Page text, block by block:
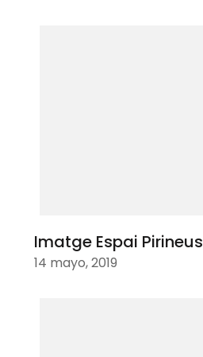
Imatge Espai Pirineus
14 mayo, 2019